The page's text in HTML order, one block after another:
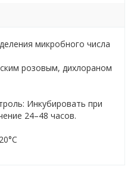
микробного числа
розовым, дихлораном
Инкубировать при
24–48 часов.